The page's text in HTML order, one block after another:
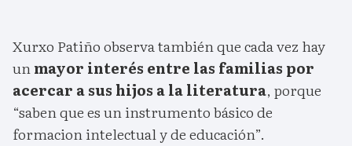
Xurxo Patiño observa también que cada vez hay
unmayor interés entre las familias por
acercar a sus hijos a la literatura, porque
“saben que es un instrumento básico de
formacion intelectual y de educación”.